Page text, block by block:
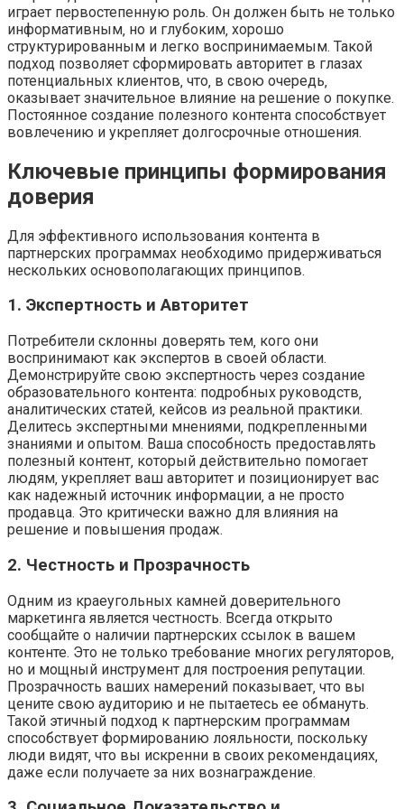
играет первостепенную роль. Он должен быть не только
информативным‚ но и глубоким‚ хорошо
структурированным и легко воспринимаемым. Такой
подход позволяет сформировать авторитет в глазах
потенциальных клиентов‚ что‚ в свою очередь‚
оказывает значительное влияние на решение о покупке.
Постоянное создание полезного контента способствует
вовлечению и укрепляет долгосрочные отношения.
Ключевые принципы формирования
доверия
Для эффективного использования контента в
партнерских программах необходимо придерживаться
нескольких основополагающих принципов.
1. Экспертность и Авторитет
Потребители склонны доверять тем‚ кого они
воспринимают как экспертов в своей области.
Демонстрируйте свою экспертность через создание
образовательного контента: подробных руководств‚
аналитических статей‚ кейсов из реальной практики.
Делитесь экспертными мнениями‚ подкрепленными
знаниями и опытом. Ваша способность предоставлять
полезный контент‚ который действительно помогает
людям‚ укрепляет ваш авторитет и позиционирует вас
как надежный источник информации‚ а не просто
продавца. Это критически важно для влияния на
решение и повышения продаж.
2. Честность и Прозрачность
Одним из краеугольных камней доверительного
маркетинга является честность. Всегда открыто
сообщайте о наличии партнерских ссылок в вашем
контенте. Это не только требование многих регуляторов‚
но и мощный инструмент для построения репутации.
Прозрачность ваших намерений показывает‚ что вы
цените свою аудиторию и не пытаетесь ее обмануть.
Такой этичный подход к партнерским программам
способствует формированию лояльности‚ поскольку
люди видят‚ что вы искренни в своих рекомендациях‚
даже если получаете за них вознаграждение.